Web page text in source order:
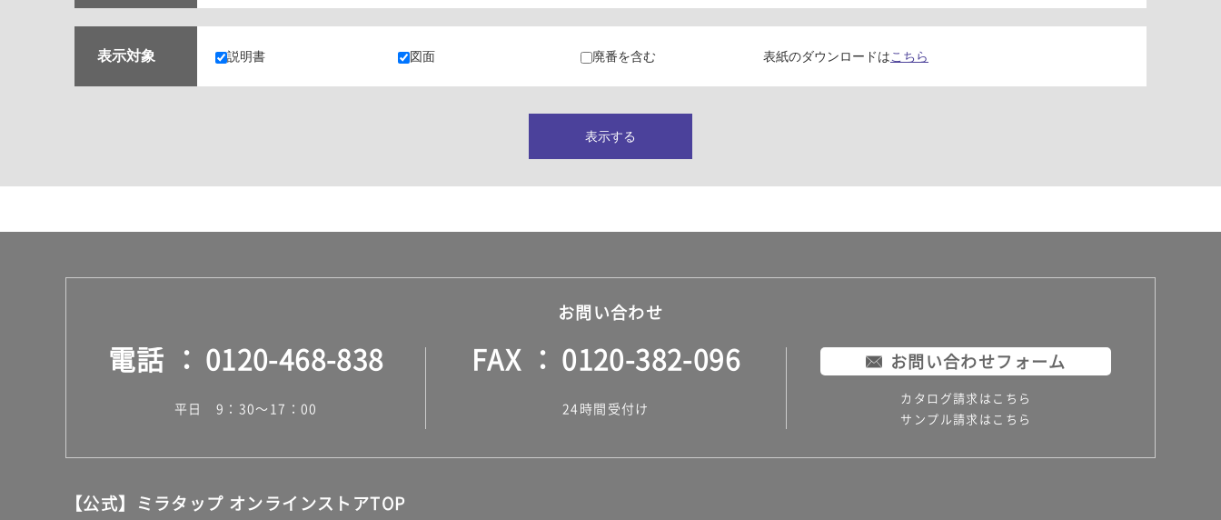
水栓パン・スロップシンク
水栓金具・水栓（蛇口）・カラン
止水栓・排水金物
ミラー（鏡）
ランドリールーム
タイル
外壁タイル
洗面台タイル
屋内床タイル
テラコッタ調タイル
表示対象 説明書 図面 廃番を含む 表紙のダウンロードはこちら
表示する
お問い合わせ
電話 0120-468-838
平日 9：30～17：00
FAX 0120-382-096
24時間受付け
お問い合わせフォーム
カタログ請求はこちら
サンプル請求はこちら
【公式】ミラタップ オンラインストアTOP